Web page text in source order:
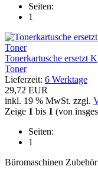
Seiten:
1
Tonerkartusche ersetzt
Toner
Lieferzeit: 6 Werktage
29,72 EUR
inkl. 19 % MwSt. zzgl.
Zeige 1 bis 1 (von
Seiten:
1
Büromaschinen Zubehör